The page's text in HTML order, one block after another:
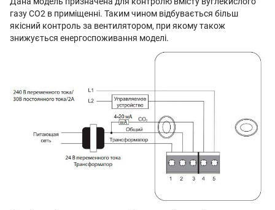
газу СО2 в приміщенні. Таким чином відбувається більш
якісний контроль за вентилятором, при якому також
знижується енергоспоживання моделі.